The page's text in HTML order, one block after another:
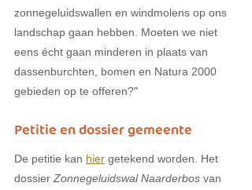
zonnegeluidswallen en windmolens op ons
landschap gaan hebben. Moeten we niet
eens écht gaan minderen in plaats van
dassenburchten, bomen en Natura 2000
gebieden op te offeren?"
Petitie en dossier gemeente
De petitie kan hier getekend worden. Het
dossier Zonnegeluidswal Naarderbos van